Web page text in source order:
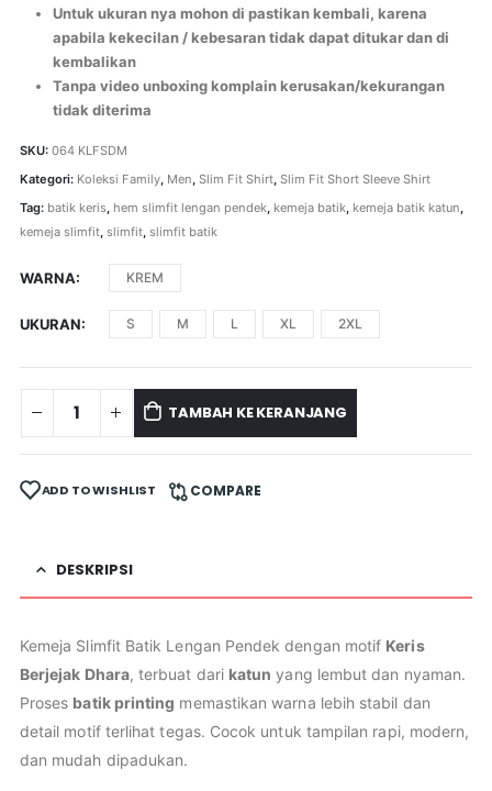
Untuk ukuran nya mohon di pastikan kembali, karena
apabila kekecilan / kebesaran tidak dapat ditukar dan di
kembalikan
Tanpa video unboxing komplain kerusakan/kekurangan
tidak diterima
SKU: 064 KLFSDM
Kategori: Koleksi Family, Men, Slim Fit Shirt, Slim Fit Short Sleeve Shirt
Tag: batik keris, hem slimfit lengan pendek, kemeja batik, kemeja batik katun
kemeja slimfit, slimfit, slimfit batik
WARNA KREM
UKURAN S M L XL 2XL
TAMBAH KE KERANJANG
ADD TO WISHLIST COMPARE
DESKRIPSI
Kemeja Slimfit Batik Lengan Pendek dengan motif Keris
Berjejak Dhara, terbuat dari katun yang lembut dan nyaman.
Proses batik printing memastikan warna lebih stabil dan
detail motif terlihat tegas. Cocok untuk tampilan rapi, modern,
dan mudah dipadukan.